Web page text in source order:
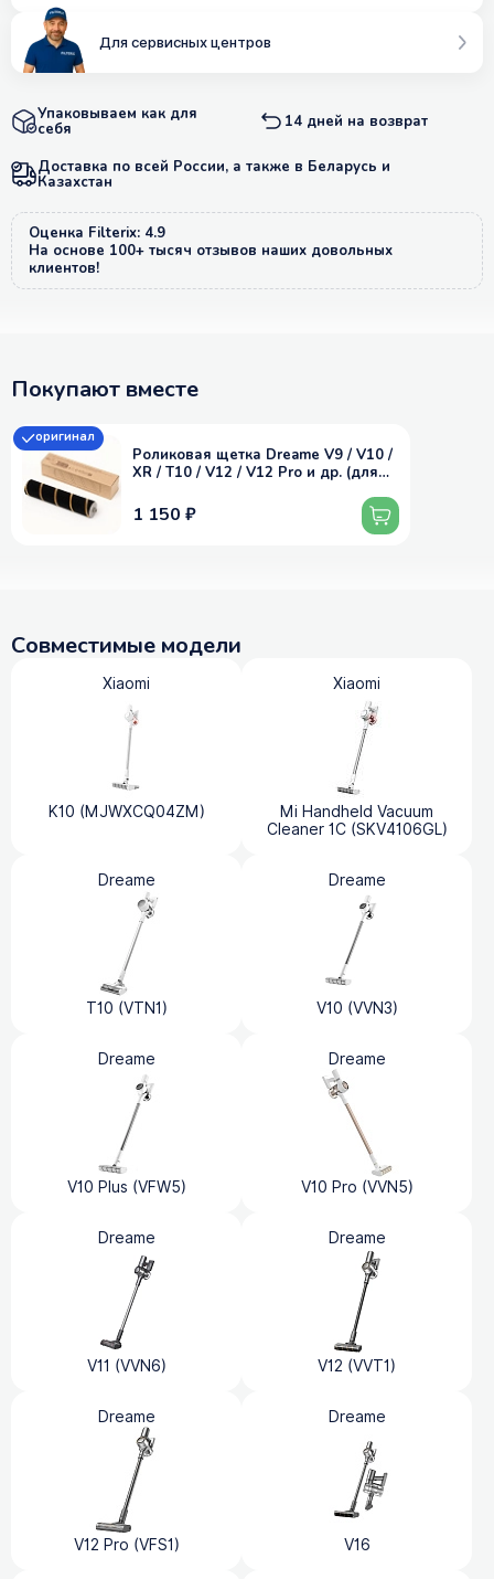
Для сервисных центров
Упаковываем как для
себя 14 дней на возврат
Доставка по всей России, а также в Беларусь и
Казахстан
Оценка Filterix: 4.9
На основе 100+ тысяч отзывов наших довольных
клиентов!
Покупают вместе
Роликовая щетка Dreame V9 / V10 /
XR / T10 / V12 / V12 Pro и др. (для
оригинал
1 150 ₽
Совместимые модели
Xiaomi
K10 (MJWXCQ04ZM)
Xiaomi
Mi Handheld Vacuum
Cleaner 1C (SKV4106GL)
Dreame
T10 (VTN1)
Dreame
V10 (VVN3)
Dreame
V10 Plus (VFW5)
Dreame
V10 Pro (VVN5)
Dreame
V11 (VVN6)
Dreame
V12 (VVT1)
Dreame
V12 Pro (VFS1)
Dreame
V16